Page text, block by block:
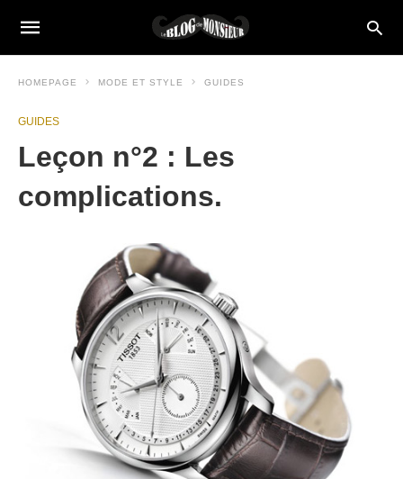
HOMEPAGE MODE ET STYLE GUIDES
GUIDES
Leçon n°2 : Les
complications.